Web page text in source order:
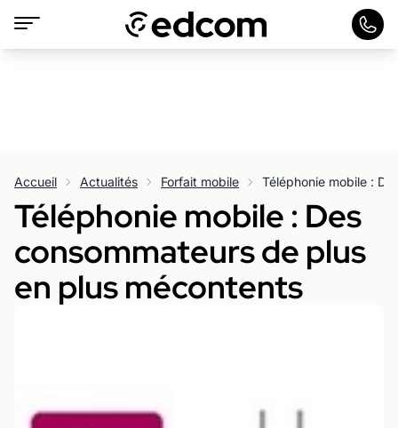
Accueil Actualités Forfait mobile
Téléphonie mobile : Des
consommateurs de plus
en plus mécontents